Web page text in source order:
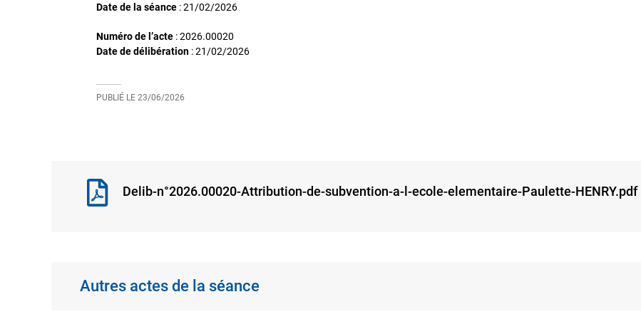
Date de la séance :21/02/2026
Numéro de l’acte : 2026.00020
Date de délibération :21/02/2026
PUBLIÉ LE 23/06/2026
Delib-n°2026.00020-Attribution-de-subvention-a-l-ecole-elementaire-Paulette-HENRY.pdf
Autres actes de la séance